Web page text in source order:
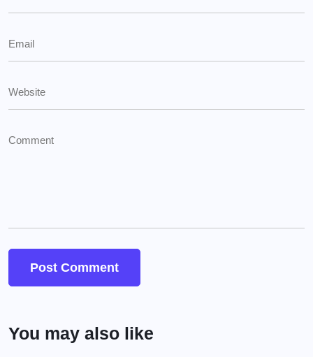
You may also like